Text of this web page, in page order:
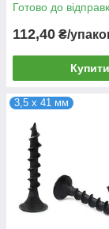
Готово до
112,40 ₴/
Купити
3,5 х 41 мм